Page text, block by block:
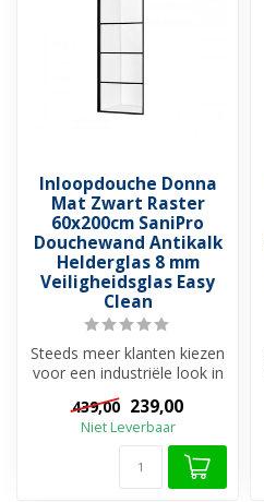
Inloopdouche Donna
Mat Zwart Raster
60x200cm SaniPro
Douchewand Antikalk
Helderglas 8 mm
Veiligheidsglas Easy
Clean
Steeds meer klanten kiezen
voor een industriële look in
douche...
439,00 239,00
Niet Leverbaar